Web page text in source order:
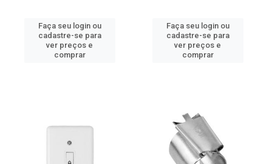
Faça seu login ou
cadastre-se para
ver preços e
comprar
Faça seu login ou
cadastre-se para
ver preços e
comprar